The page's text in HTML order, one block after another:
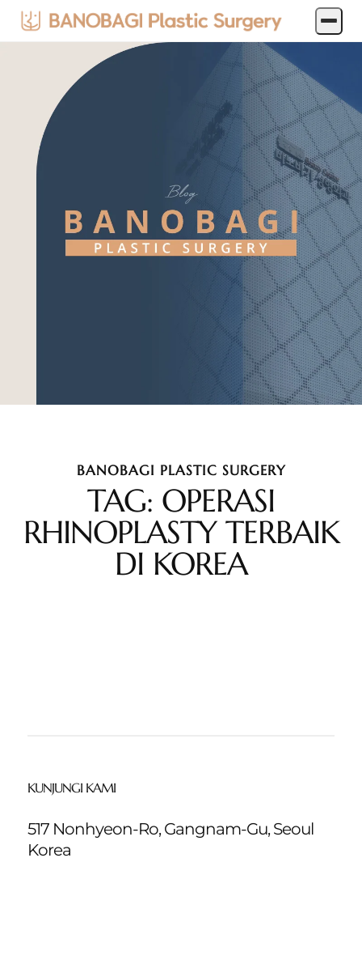
BANOBAGI PLASTIC SURGERY
TAG: OPERASI
RHINOPLASTY TERBAIK
DI KOREA
KUNJUNGI KAMI
517 Nonhyeon-Ro, Gangnam-Gu, Seoul
Korea